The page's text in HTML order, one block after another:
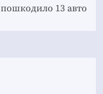
13 авто